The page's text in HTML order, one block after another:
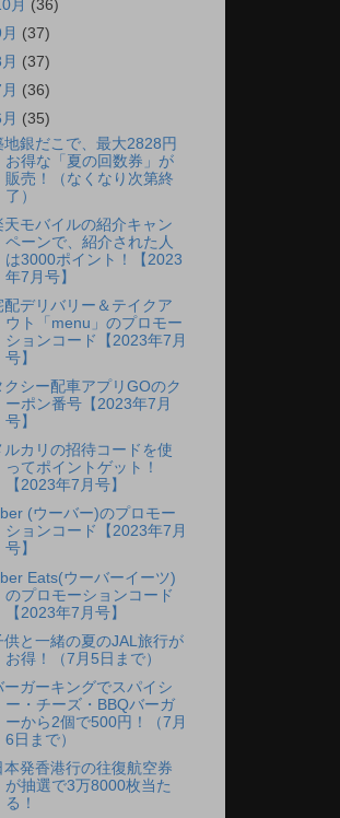
月 (36)
(37)
(37)
(36)
(35)
地銀だこで、最大2828円
お得な「夏の回数券」が
販売！（なくなり次第終
了）
天モバイルの紹介キャン
ペーンで、紹介された人
は3000ポイント！【2023
年7月号】
配デリバリー＆テイクア
ウト「menu」のプロモー
ションコード【2023年7月
号】
クシー配車アプリGOのク
ーポン番号【2023年7月
号】
ルカリの招待コードを使
ってポイントゲット！
【2023年7月号】
(ウーバー)のプロモー
ションコード【2023年7月
号】
Eats(ウーバーイーツ)
のプロモーションコード
【2023年7月号】
供と一緒の夏のJAL旅行が
お得！（7月5日まで）
ーガーキングでスパイシ
ー・チーズ・BBQバーガ
ーから2個で500円！（7月
6日まで）
本発香港行の往復航空券
が抽選で3万8000枚当た
る！